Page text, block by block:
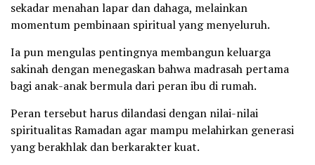
sekadar menahan lapar dan dahaga, melainkan
momentum pembinaan spiritual yang menyeluruh.
Ia pun mengulas pentingnya membangun keluarga
sakinah dengan menegaskan bahwa madrasah pertama
bagi anak-anak bermula dari peran ibu di rumah.
Peran tersebut harus dilandasi dengan nilai-nilai
spiritualitas Ramadan agar mampu melahirkan generasi
yang berakhlak dan berkarakter kuat.